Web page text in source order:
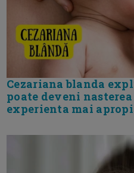
Cezariana blanda
poate deveni
experienta mai